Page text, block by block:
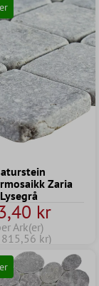
Zaria
Lysegrå
kr
Ark(er)
815,56 kr)